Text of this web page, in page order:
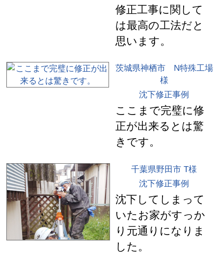
修正工事に関して
は最高の工法だと
思います。
茨城県神栖市 N特殊工場
様
沈下修正事例
ここまで完璧に修
正が出来るとは驚
きです。
千葉県野田市 T様
沈下修正事例
沈下してしまって
いたお家がすっか
り元通りになりま
した。